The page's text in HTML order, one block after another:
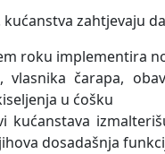
zahtjevaju
roku implementira
vlasnika čarapa,
u ćošku
kućanstava
dosadašnja